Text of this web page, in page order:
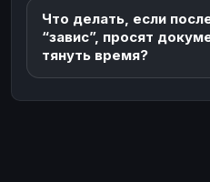
Что делать, если
“завис”, просят
тянуть время?